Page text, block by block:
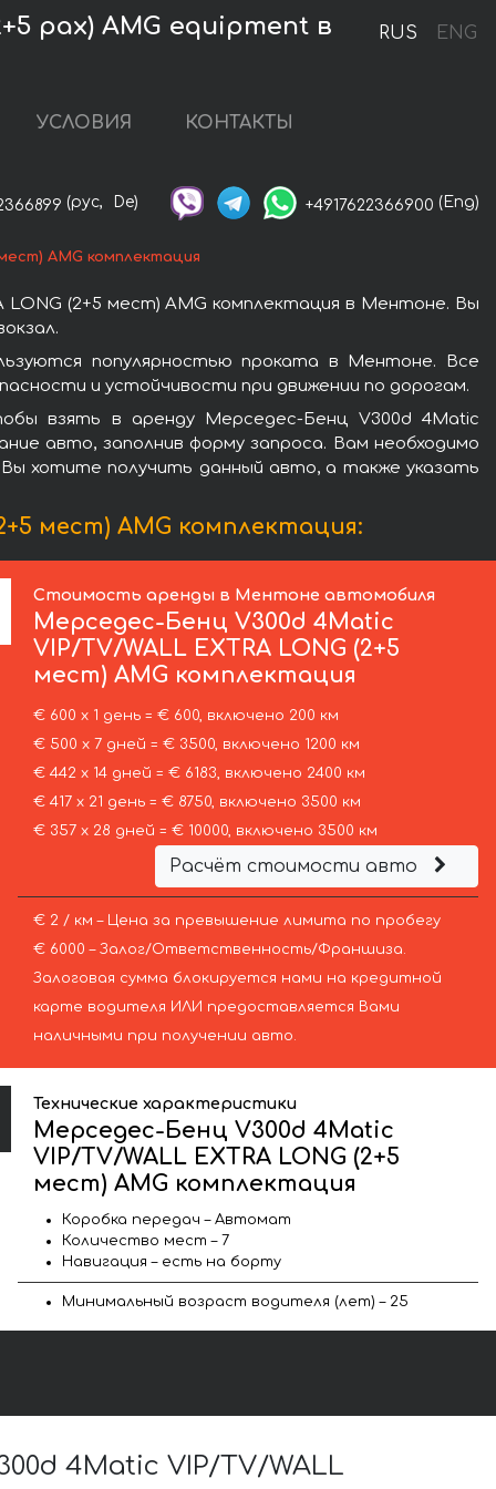
RUS ENG
pax) AMG equipment в
УСЛОВИЯ КОНТАКТЫ
(рус, De) +4917622366900 (Eng)
AMG комплектация
(2+5 мест) AMG комплектация в Ментоне. Вы
популярностью проката в Ментоне. Все
и устойчивости при движении по дорогам.
взять в аренду Мерседес-Бенц V300d 4Matic
авто, заполнив форму запроса. Вам необходимо
хотите получить данный авто, а также указать
мест) AMG комплектация:
Стоимость аренды в Ментоне автомобиля
Мерседес-Бенц V300d 4Matic
VIP/TV/WALL EXTRA LONG (2+5
мест) AMG комплектация
€ 600 х 1 день = € 600, включено 200 км
€ 500 х 7 дней = € 3500, включено 1200 км
€ 442 х 14 дней = € 6183, включено 2400 км
€ 417 х 21 день = € 8750, включено 3500 км
€ 357 х 28 дней = € 10000, включено 3500 км
Расчёт стоимости авто
€ 2 / км – Цена за превышение лимита по пробегу
€ 6000 – Залог/Ответственность/Франшиза.
Залоговая сумма блокируется нами на кредитной
карте водителя ИЛИ предоставляется Вами
наличными при получении авто.
Технические характеристики
Мерседес-Бенц V300d 4Matic
VIP/TV/WALL EXTRA LONG (2+5
мест) AMG комплектация
Коробка передач – Автомат
Количество мест – 7
Навигация – есть на борту
Минимальный возраст водителя (лет) – 25
4Matic VIP/TV/WALL